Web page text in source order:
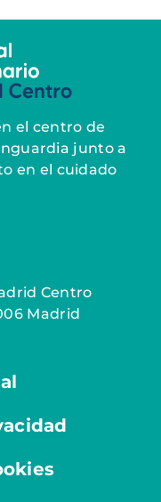
el centro de
junto a
en el cuidado
Centro
Madrid